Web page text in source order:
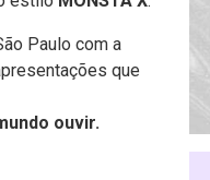
Paulo com a
que
ouvir.